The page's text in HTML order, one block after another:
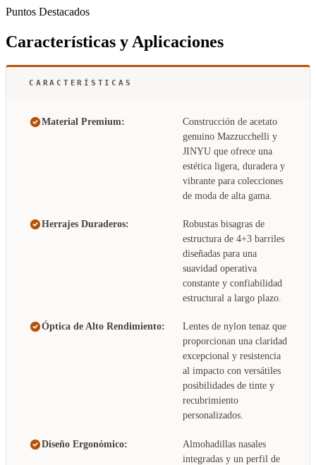
Puntos Destacados
Características y Aplicaciones
CARACTERÍSTICAS
Material Premium:
Construcción de acetato
genuino Mazzucchelli y
JINYU que ofrece una
estética ligera, duradera y
vibrante para colecciones
de moda de alta gama.
Herrajes Duraderos:
Robustas bisagras de
estructura de 4+3 barriles
diseñadas para una
suavidad operativa
constante y confiabilidad
estructural a largo plazo.
Óptica de Alto Rendimiento:
Lentes de nylon tenaz que
proporcionan una claridad
excepcional y resistencia
al impacto con versátiles
posibilidades de tinte y
recubrimiento
personalizados.
Diseño Ergonómico:
Almohadillas nasales
integradas y un perfil de